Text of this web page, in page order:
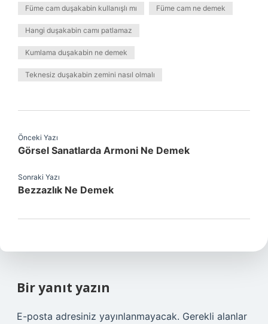
Füme cam duşakabin kullanışlı mı Füme cam ne demek
Hangi duşakabin camı patlamaz
Kumlama duşakabin ne demek
Teknesiz duşakabin zemini nasıl olmalı
Önceki Yazı
Görsel Sanatlarda Armoni Ne Demek
Sonraki Yazı
Bezzazlık Ne Demek
Bir yanıt yazın
E-posta adresiniz yayınlanmayacak. Gerekli alanlar